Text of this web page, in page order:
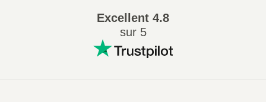
Excellent 4.8
sur 5